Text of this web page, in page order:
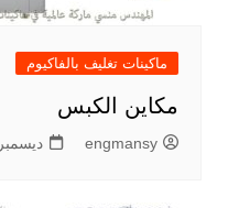
ماكينات تغليف بالفاكيوم
مكاين الكبس
engmansy ديسمبر 20, 2021